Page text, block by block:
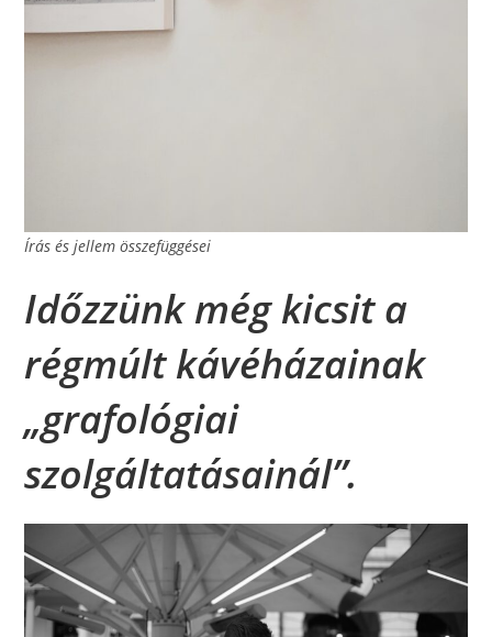
Írás és jellem összefüggései
Időzzünk még kicsit a
régmúlt kávéházainak
„grafológiai
szolgáltatásainál”.